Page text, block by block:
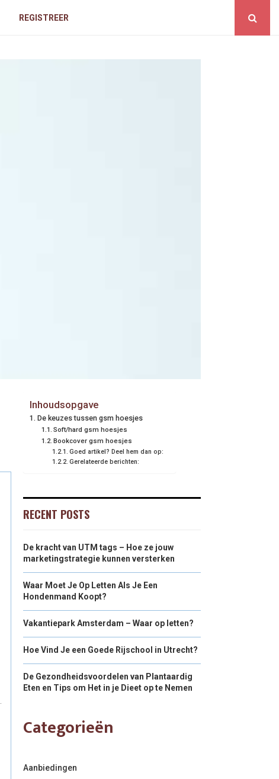
REGISTREER
Inhoudsopgave
De keuzes tussen gsm hoesjes
Soft/hard gsm hoesjes
Bookcover gsm hoesjes
Goed artikel? Deel hem dan op:
Gerelateerde berichten:
RECENT POSTS
De kracht van UTM tags – Hoe ze jouw
marketingstrategie kunnen versterken
Waar Moet Je Op Letten Als Je Een
Hondenmand Koopt?
Vakantiepark Amsterdam – Waar op letten?
Hoe Vind Je een Goede Rijschool in Utrecht?
De Gezondheidsvoordelen van Plantaardig
Eten en Tips om Het in je Dieet op te Nemen
Categorieën
Aanbiedingen